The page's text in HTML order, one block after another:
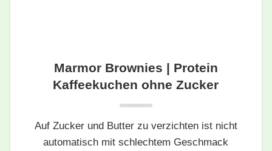
Marmor Brownies | Protein
Kaffeekuchen ohne Zucker
Auf Zucker und Butter zu verzichten ist nicht
automatisch mit schlechtem Geschmack